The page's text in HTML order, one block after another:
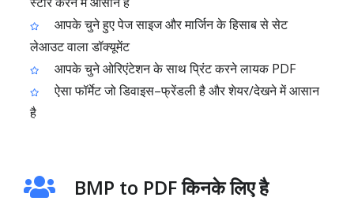
आपके चुने हुए पेज साइज और मार्जिन के हिसाब से सेट
लेआउट वाला डॉक्यूमेंट
आपके चुने ओरिएंटेशन के साथ प्रिंट करने लायक PDF
ऐसा फॉर्मेट जो डिवाइस–फ्रेंडली है और शेयर/देखने में आसान
है
BMP to PDF किनके लिए है